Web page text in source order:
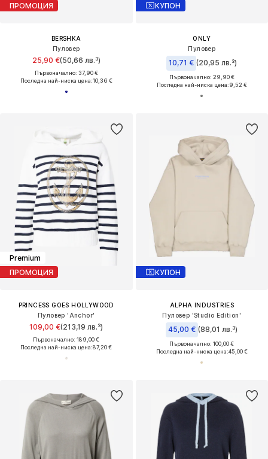
ПРОМОЦИЯ
BERSHKA
Пуловер
25,90 €(50,66 лв.³)
Първоначално: 37,90 €
Последна най-ниска цена:10,36 €
КУПОН
ONLY
Пуловер
10,71 € (20,95 лв.³)
Първоначално: 29,90 €
Последна най-ниска цена:9,52 €
Premium
ПРОМОЦИЯ
PRINCESS GOES HOLLYWOOD
Пуловер 'Anchor'
109,00 €(213,19 лв.³)
Първоначално: 189,00 €
Последна най-ниска цена:87,20 €
КУПОН
ALPHA INDUSTRIES
Пуловер 'Studio Edition'
45,00 € (88,01 лв.³)
Първоначално: 100,00 €
Последна най-ниска цена:45,00 €